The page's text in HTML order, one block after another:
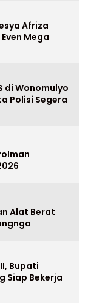
Afriza
Mega
di Wonomulyo
Polisi Segera
Alat Berat
Bupati
Siap Bekerja